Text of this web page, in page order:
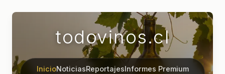
todovinos.cl
InicioNoticiasReportajesInformes Premium